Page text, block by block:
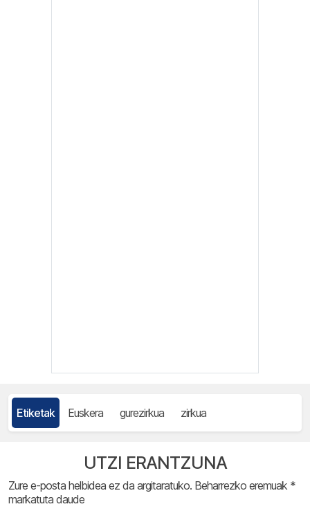
Etiketak Euskera gurezirkua zirkua
UTZI ERANTZUNA
Zure e-posta helbidea ez da argitaratuko. Beharrezko eremuak *
markatuta daude